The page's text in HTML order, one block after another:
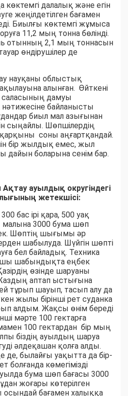
далалық және егін
жеңілдетілген бағамен
Биылғы көктемгі жұмыса
11,2 мың тонна бөлінді.
отынның 2,1 мың тоннасын
өндірушілер де
науқаны облыстық
алынған. Өйткені
дамуы
байланысты
биыл мал азығынан
сыңайлы. Шөпшілердің
соны аңғартқандай.
бір жылдық емес, жыл
боларына сенім бар.
ауылдық округіндегі
жетекшісі:
бас ірі қара, 500 уақ
3000 бума шөп
Шөптің шығымы әр
шабылуда. Шүйгін шөпті
бел байладық. Техника
шабындықта еңбек
өзінде шаруаны
аптап ыстығына
тұрып шауып, тасып алу да
жылы бірінші рет суданка
алдым. Жақсы өнім береді
мәрте 100 гектарға
100 гектардан бір мың
біздің ауылдың шаруа
әлдеқашан қолға алды.
де, былайғы уақытта да бір-
болғанда көмегімізді
бума шөп бағасы 3000
жоғары көтерілген
бағамен халыққа